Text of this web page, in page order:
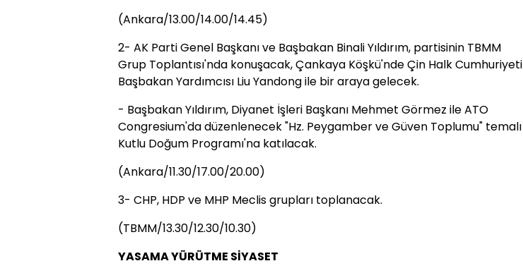
(Ankara/13.00/14.00/14.45)
2- AK Parti Genel Başkanı ve Başbakan Binali Yıldırım, partisinin TBMM
Grup Toplantısı'nda konuşacak, Çankaya Köşkü'nde Çin Halk Cumhuriyeti
Başbakan Yardımcısı Liu Yandong ile bir araya gelecek.
- Başbakan Yıldırım, Diyanet İşleri Başkanı Mehmet Görmez ile ATO
Congresium'da düzenlenecek "Hz. Peygamber ve Güven Toplumu" temalı
Kutlu Doğum Programı'na katılacak.
(Ankara/11.30/17.00/20.00)
3- CHP, HDP ve MHP Meclis grupları toplanacak.
(TBMM/13.30/12.30/10.30)
YASAMA YÜRÜTME SİYASET